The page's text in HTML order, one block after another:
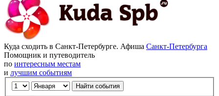
Куда сходить в Санкт-Петербурге. Афиша Санкт-Петербурга
Помощник и путеводитель
по интересным местам
и лучшим событиям